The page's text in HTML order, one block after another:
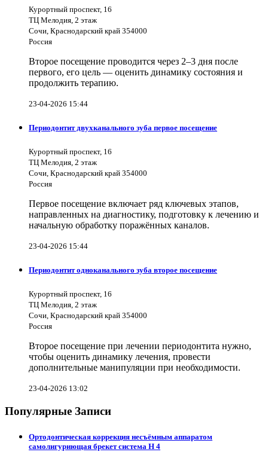
Курортный проспект, 16
ТЦ Мелодия, 2 этаж
Сочи, Краснодарский край 354000
Россия
Второе посещение проводится через 2–3 дня после
первого, его цель — оценить динамику состояния и
продолжить терапию.
23-04-2026 15:44
Периодонтит двухканального зуба первое посещение
Курортный проспект, 16
ТЦ Мелодия, 2 этаж
Сочи, Краснодарский край 354000
Россия
Первое посещение включает ряд ключевых этапов,
направленных на диагностику, подготовку к лечению и
начальную обработку поражённых каналов.
23-04-2026 15:44
Периодонтит одноканального зуба второе посещение
Курортный проспект, 16
ТЦ Мелодия, 2 этаж
Сочи, Краснодарский край 354000
Россия
Второе посещение при лечении периодонтита нужно,
чтобы оценить динамику лечения, провести
дополнительные манипуляции при необходимости.
23-04-2026 13:02
Популярные Записи
Ортодонтическая коррекция несъёмным аппаратом
самолигуриющая брекет система H 4